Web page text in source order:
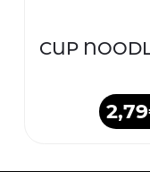
CUP